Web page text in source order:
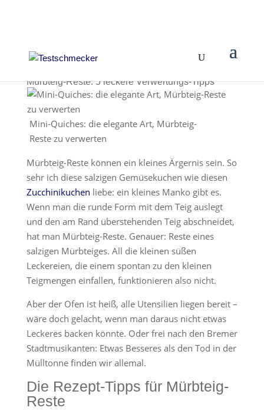
Mürbteig-Reste: 5 leckere Verwertungs-Tipps
Mini-Quiches: die elegante Art, Mürbteig-
Reste zu verwerten
Mürbteig-Reste können ein kleines Ärgernis sein. So
sehr ich diese salzigen Gemüsekuchen wie diesen
Zucchinikuchen liebe: ein kleines Manko gibt es.
Wenn man die runde Form mit dem Teig auslegt
und den am Rand überstehenden Teig abschneidet,
hat man Mürbteig-Reste. Genauer: Reste eines
salzigen Mürbteiges. All die kleinen süßen
Leckereien, die einem spontan zu den kleinen
Teigmengen einfallen, funktionieren also nicht.
Aber der Ofen ist heiß, alle Utensilien liegen bereit –
wäre doch gelacht, wenn man daraus nicht etwas
Leckeres backen könnte. Oder frei nach den Bremer
Stadtmusikanten: Etwas Besseres als den Tod in der
Mülltonne finden wir allemal.
Die Rezept-Tipps für Mürbteig-
Reste